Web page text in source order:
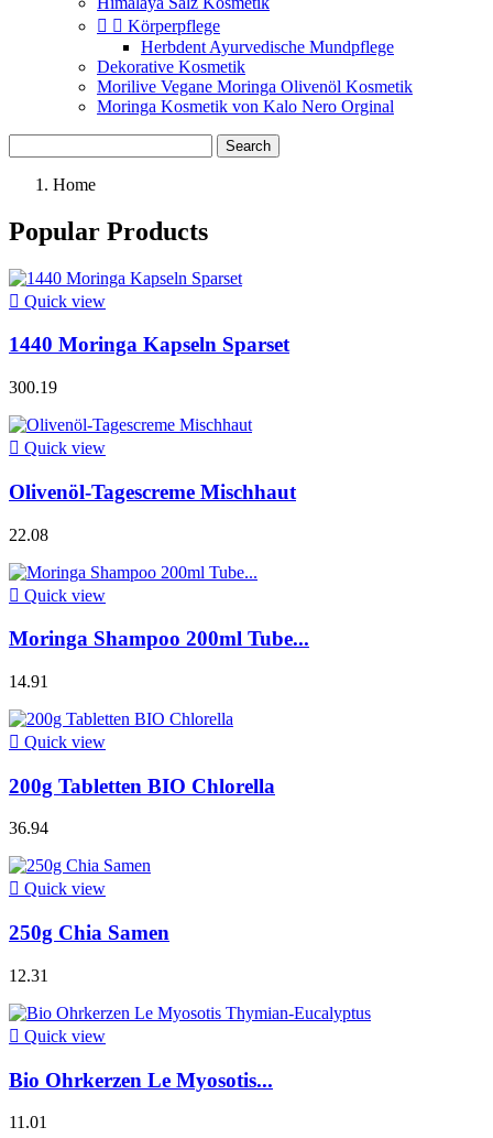
  Körperpflege
Herbdent Ayurvedische Mundpflege
Dekorative Kosmetik
Morilive Vegane Moringa Olivenöl Kosmetik
Moringa Kosmetik von Kalo Nero Orginal
Search
Home
Popular Products
 Quick view
1440 Moringa Kapseln Sparset
300.19
 Quick view
Olivenöl-Tagescreme Mischhaut
22.08
 Quick view
Moringa Shampoo 200ml Tube...
14.91
 Quick view
200g Tabletten BIO Chlorella
36.94
 Quick view
250g Chia Samen
12.31
 Quick view
Bio Ohrkerzen Le Myosotis...
11.01